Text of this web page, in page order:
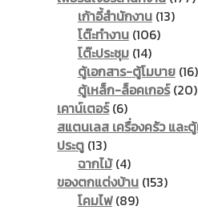
เก้าอี้สำนักงาน 1313
โต๊ะทำงาน 106106
โต๊ะประชุม 1414
products
ตู้เอกสาร-ตู้โมบาย 1616
ตู้เหล็ก-ล็อคเกอร์ 20
เคาน์เตอร์ 66
products
สแตนเลส เครื่องครัว และ
ประตู 1313
products
ฉากไม้ 44
products
ของตกแต่งบ้าน 153153
โคมไฟ 8989